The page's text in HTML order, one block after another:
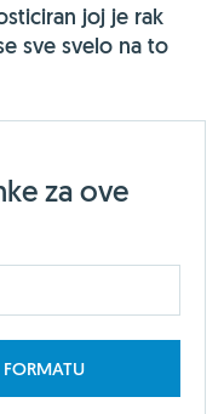
joj je rak
sve svelo na to
za ove